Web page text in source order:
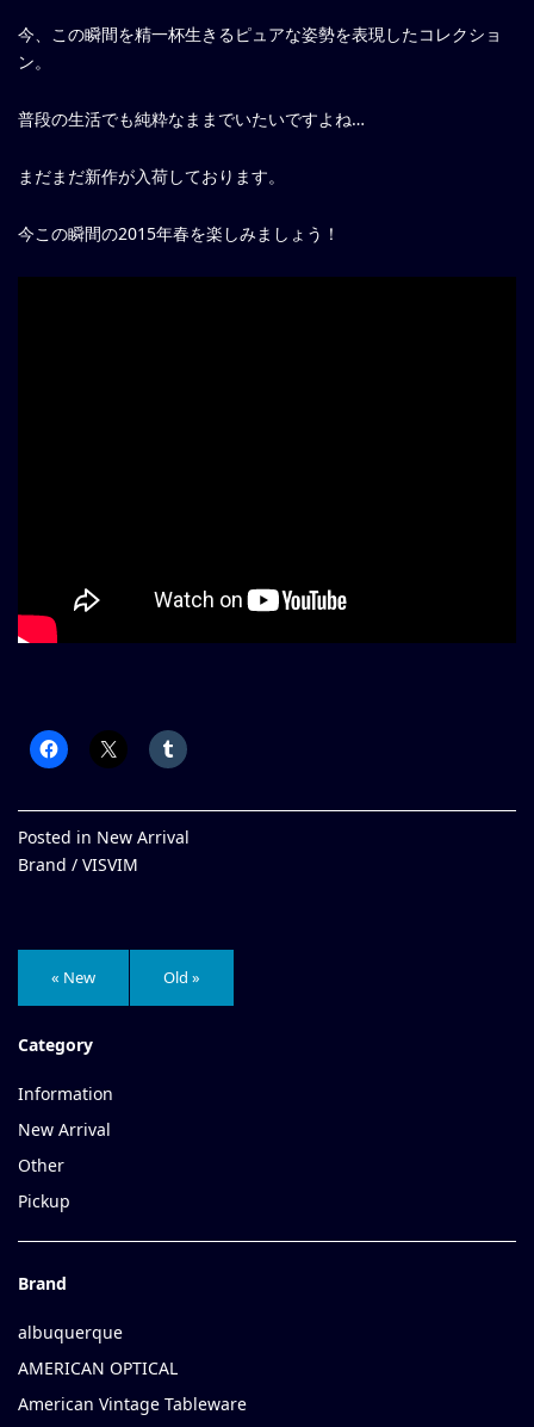
今、この瞬間を精一杯生きるピュアな姿勢を表現したコレクショ
ン。
普段の生活でも純粋なままでいたいですよね…
まだまだ新作が入荷しております。
今この瞬間の2015年春を楽しみましょう！
Posted in New Arrival
Brand / VISVIM
« New Old »
Category
Information
New Arrival
Other
Pickup
Brand
albuquerque
AMERICAN OPTICAL
American Vintage Tableware